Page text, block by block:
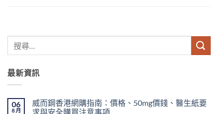
最新資訊
06
8 月
威而鋼香港網購指南：價格、50mg價錢、醫生紙要
求與安全購買注意事項